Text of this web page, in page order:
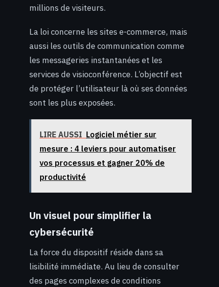
millions de visiteurs.
La loi concerne les sites e-commerce, mais
aussi les outils de communication comme
les messageries instantanées et les
services de visioconférence. L’objectif est
de protéger l’utilisateur là où ses données
sont les plus exposées.
LIRE AUSSI Logiciel métier sur
mesure : 4 leviers pour automatiser
vos processus et gagner 20% de
productivité
Un visuel pour simplifier la
cybersécurité
La force du dispositif réside dans sa
lisibilité immédiate. Au lieu de consulter
des pages complexes de conditions